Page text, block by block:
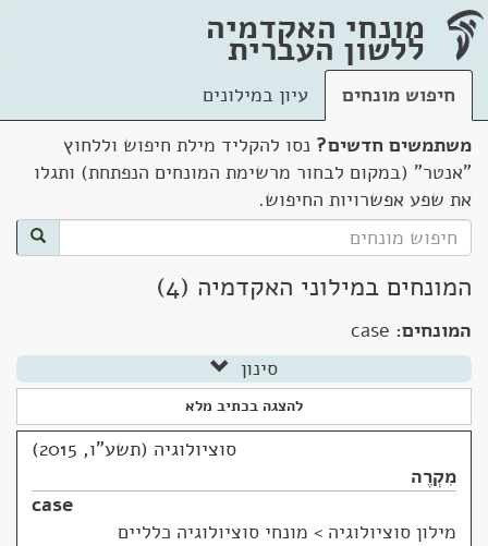
מונחי האקדמיה
ללשון העברית
חיפוש מונחים
עיון במילונים
משתמשים חדשים? נסו להקליד מילת חיפוש וללחוץ
"אנטר" (במקום לבחור מרשימת המונחים הנפתחת) ותגלו
את שפע אפשרויות החיפוש.
המונחים במילוני האקדמיה (4)
המונחים: case
סינון
להצגה בכתיב מלא
סוציולוגיה (תשע"ו, 2015)
מִקְרֶה
case
מילון סוציולוגיה > מונחי סוציולוגיה כלליים